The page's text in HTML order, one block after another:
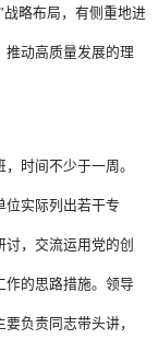
略布局，有侧重地进
推动高质量发展的理
时间不少于一周。
位实际列出若干专
，交流运用党的创
作的思路措施。领导
负责同志带头讲，